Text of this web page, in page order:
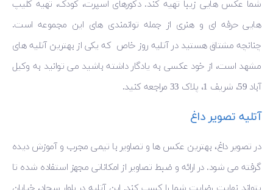
شما عکس هایی زیبا تهیه کند. دکورهای اسپرت، کودک، تهیه کلیپ
هایی حرفه ای و هنری از جمله توانمندی های این مجموعه است.
چنانچه مشتاق هستید در آتلیه روز خاص که یکی از بهترین آتلیه های
مشهد است، از خود عکسی به یادگار داشته باشید می توانید به وکیل
آباد 59، شریف 1، پلاک 33 مراجعه کنید.
آتلیه تصویر داغ
در تصویر داغ، بهترین عکس ها و تصاویر با تیمی مجرب و آموزش دیده
گرفته می شود. در ارائه و ضبط تصاویر از امکاناتی مجهز استفاده شده تا